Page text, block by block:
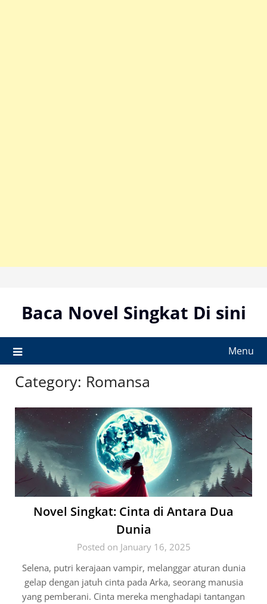
contentBaca Novel Singkat Di sini
Menu
Category: Romansa
Novel Singkat: Cinta di Antara Dua
Dunia
Posted on January 16, 2025
Selena, putri kerajaan vampir, melanggar aturan dunia
gelap dengan jatuh cinta pada Arka, seorang manusia
yang pemberani. Cinta mereka menghadapi tantangan